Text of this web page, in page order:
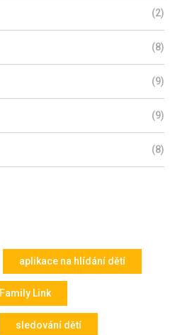
(2)
(8)
(9)
(9)
(8)
aplikace na hlídání dětí
Family Link
sledování dětí